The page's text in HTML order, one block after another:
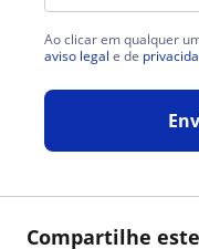
Compartilhe
Ao clicar em qualquer
aviso legal e de